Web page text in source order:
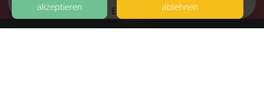
EVENTS
akzeptieren
ablehnen